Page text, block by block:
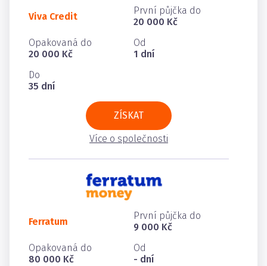
Viva Credit
První půjčka do
20 000 Kč
Opakovaná do
20 000 Kč
Od
1 dní
Do
35 dní
ZÍSKAT
Více o společnosti
Ferratum
První půjčka do
9 000 Kč
Opakovaná do
80 000 Kč
Od
- dní